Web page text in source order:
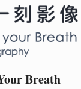
Breath